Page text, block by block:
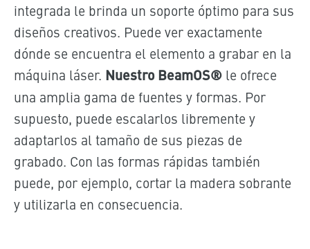
integrada le brinda un soporte óptimo para sus
diseños creativos. Puede ver exactamente
dónde se encuentra el elemento a grabar en la
máquina láser. Nuestro BeamOS®le ofrece
una amplia gama de fuentes y formas. Por
supuesto, puede escalarlos libremente y
adaptarlos al tamaño de sus piezas de
grabado. Con las formas rápidas también
puede, por ejemplo, cortar la madera sobrante
y utilizarla en consecuencia.